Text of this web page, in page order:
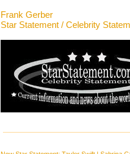
Frank Gerber
Star Statement / Celebrity